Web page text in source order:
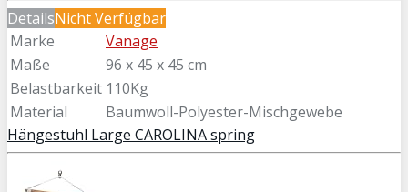
DetailsNicht Verfügbar
Marke
Vanage
Maße
96 x 45 x 45 cm
Belastbarkeit 110Kg
Material
Baumwoll-Polyester-Mischgewebe
Hängestuhl Large CAROLINA spring